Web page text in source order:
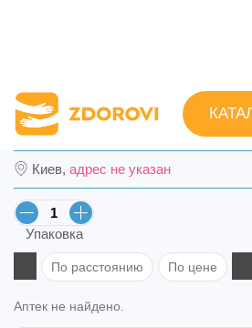
Поиск лекарств Лекарства
Амброксол-Тева табл.
Киев, адрес не указан
Упаковка
По расстоянию По цене
Аптек не найдено.